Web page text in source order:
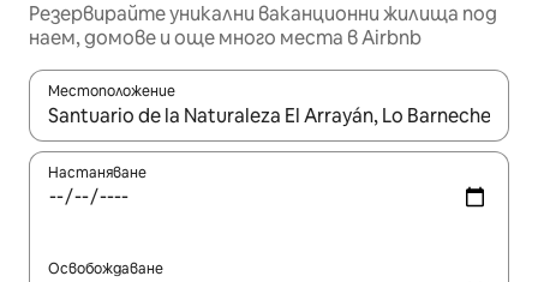
Резервирайте уникални ваканционни жилища под
наем, домове и още много места в Airbnb
Местоположение
Когато резултатите се покажат, използвайте
Настаняване
Освобождаване